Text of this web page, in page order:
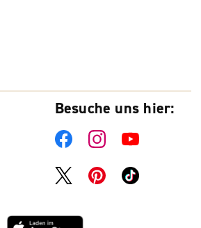
Besuche uns hier: